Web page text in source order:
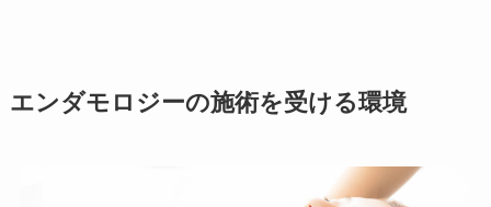
エンダモロジーの施術を受ける環境